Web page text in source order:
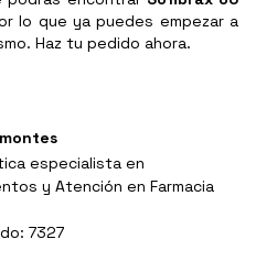
lo que ya puedes empezar a
Haz tu pedido ahora.
especialista en
y Atención en Farmacia
7327